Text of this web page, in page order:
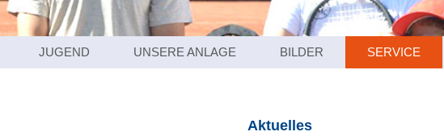
JUGEND UNSERE ANLAGE BILDER SERVICE
Aktuelles